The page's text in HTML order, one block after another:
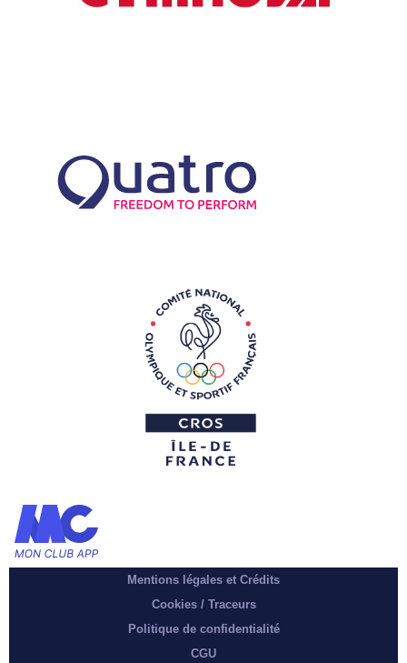
Mentions légales et Crédits
Cookies / Traceurs
Politique de confidentialité
CGU